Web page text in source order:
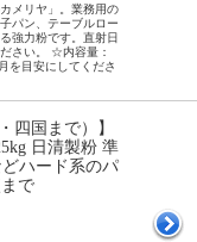
メリヤ」。業務用の
パン、テーブルロー
強力粉です。直射日
さい。 ☆内容量：
を目安にしてくださ
四国まで）】
日清製粉 準
ハード系のパ
で